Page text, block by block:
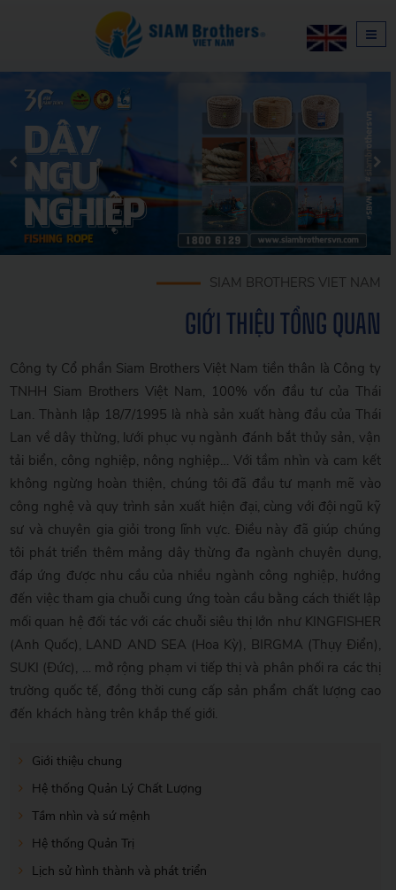
SIAM BROTHERS VIET NAM
GIỚI THIỆU TỔNG QUAN
Công ty Cổ phần Siam Brothers Việt Nam tiền thân là Công ty
TNHH Siam Brothers Việt Nam, 100% vốn đầu tư của Thái
Lan. Thành lập 18/7/1995 là nhà sản xuất hàng đầu của Thái
Lan về dây thừng, lưới phục vụ ngành đánh bắt thủy sản, vận
tải biển, công nghiệp, nông nghiệp… Với tầm nhìn và cam kết
không ngừng hoàn thiện, chúng tôi đã đầu tư mạnh mẽ vào
công nghệ và quy trình sản xuất hiện đại, cùng với đội ngũ kỹ
sư và chuyên gia giỏi trong lĩnh vực. Điều này đã giúp chúng
tôi phát triển thêm mảng dây thừng đa ngành chuyên dụng,
đáp ứng được nhu cầu của nhiều ngành công nghiệp, hướng
đến việc tham gia chuỗi cung ứng toàn cầu bằng cách thiết lập
mối quan hệ đối tác với các chuỗi siêu thị lớn như KINGFISHER
(Anh Quốc), LAND AND SEA (Hoa Kỳ), BIRGMA (Thụy Điển),
SUKI (Đức), … mở rộng phạm vi tiếp thị và phân phối ra các thị
trường quốc tế, đồng thời cung cấp sản phẩm chất lượng cao
đến khách hàng trên khắp thế giới.
Giới thiệu chung
Hệ thống Quản Lý Chất Lượng
Tầm nhìn và sứ mệnh
Hệ thống Quản Trị
Lịch sử hình thành và phát triển